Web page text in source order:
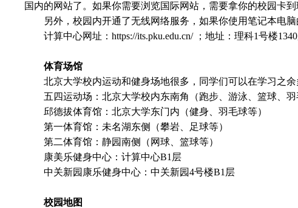
国内的网站了。如果你需要浏览国际网站，需要拿你的校园卡
另外，校园内开通了无线网络服务，如果你使用笔记本电
计算中心网址： https://its.pku.edu.cn/；地址：理科1号楼1340
体育场馆
北京大学校内运动和健身场地很多，同学们可以在学习之
五四运动场：北京大学校内东南角（跑步、游泳、篮球、羽
邱德拔体育馆：北京大学东门内（健身、羽毛球等）
第一体育馆：未名湖东侧（攀岩、足球等）
第二体育馆：静园南侧（网球、篮球等）
康美乐健身中心：计算中心B1 层
中关新园康乐健身中心：中关新园4号楼B1 层
校园地图